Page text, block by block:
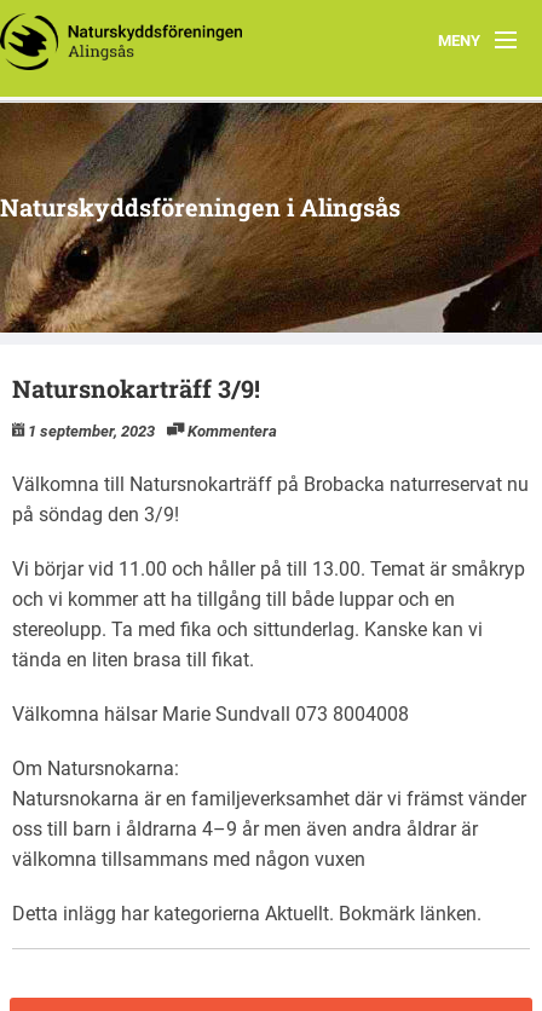
MENY
Aktuellt
Program 2026
Grupper
Samarbetsprojekt
Om oss
Naturskyddsföreningen i Alingsås
Natursnokarträff 3/9!
1 september, 2023 Kommentera
Välkomna till Natursnokarträff på Brobacka naturreservat nu
på söndag den 3/9!
Vi börjar vid 11.00 och håller på till 13.00. Temat är småkryp
och vi kommer att ha tillgång till både luppar och en
stereolupp. Ta med fika och sittunderlag. Kanske kan vi
tända en liten brasa till fikat.
Välkomna hälsar Marie Sundvall 073 8004008
Om Natursnokarna:
Natursnokarna är en familjeverksamhet där vi främst vänder
oss till barn i åldrarna 4–9 år men även andra åldrar är
välkomna tillsammans med någon vuxen
Detta inlägg har kategorierna Aktuellt. Bokmärk länken.